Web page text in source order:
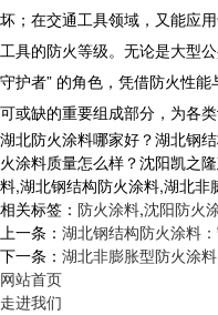
坏；在交通工具领域，又能应
工具的防火等级。无论是大型
守护者” 的角色，凭借防火性
可或缺的重要组成部分，为各
湖北防火涂料哪家好？湖北钢
火涂料质量怎么样？沈阳凯之
料,湖北钢结构防火涂料,湖北
相关标签： 防火涂料,沈阳防火
上一条： 湖北钢结构防火涂料
下一条： 湖北非膨胀型防火涂
网站首页
走进我们